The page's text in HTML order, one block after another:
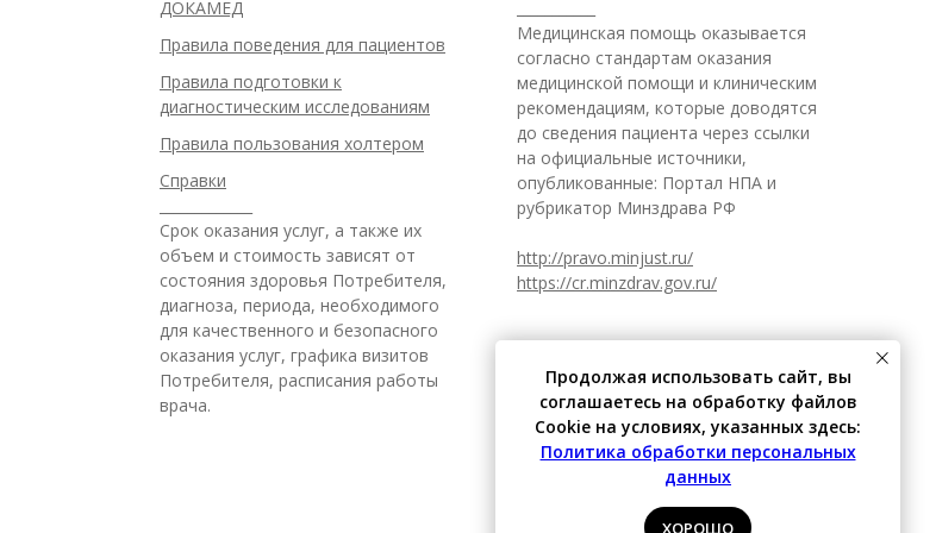
ДОКАМЕД
Правила поведения для пациентов
Правила подготовки к
диагностическим исследованиям
Правила пользования холтером
Справки
Срок оказания услуг, а также их
объем и стоимость зависят от
состояния здоровья Потребителя,
диагноза, периода, необходимого
для качественного и безопасного
оказания услуг, графика визитов
Потребителя, расписания работы
врача.
Медицинская помощь оказывается
согласно стандартам оказания
медицинской помощи и клиническим
рекомендациям, которые доводятся
до сведения пациента через ссылки
на официальные источники,
опубликованные: Портал НПА и
рубрикатор Минздрава РФ
http://pravo.minjust.ru/
https://cr.minzdrav.gov.ru/
Продолжая использовать сайт, вы
соглашаетесь на обработку файлов
Cookie на условиях, указанных здесь:
Политика обработки персональных
данных
ХОРОШО